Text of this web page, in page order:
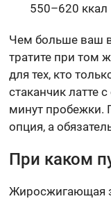
550–620 ккал
Чем больше ваш
тратите при том
для тех, кто
стаканчик латте
минут пробежки.
опция, а
При каком
Жиросжигающая